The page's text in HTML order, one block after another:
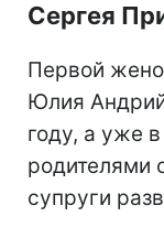
Сергея
Первой
Юлия
году, а уже
родителями
супруги